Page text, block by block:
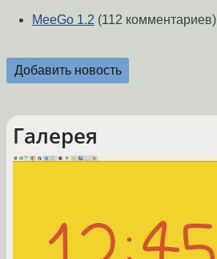
MeeGo 1.2 (112 комментариев)
Добавить новость
Галерея